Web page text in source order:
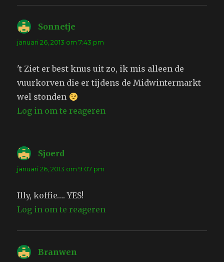
Sonnetje
januari 26, 2013 om 7:43 pm
't Ziet er best knus uit zo, ik mis alleen de
vuurkorven die er tijdens de Midwintermarkt
wel stonden
Log in om te reageren
Sjoerd
januari 26, 2013 om 9:07 pm
Illy, koffie…. YES!
Log in om te reageren
Branwen